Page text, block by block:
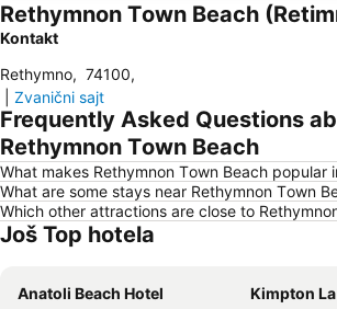
Rethymnon Τown Beach
Kontakt
Rethymno, 74100,
Zvanični sajt
Frequently Asked Questions
Rethymnon Τown Beach
What makes Rethymnon Τown Beach popular
What are some stays near Rethymnon Τown
Which other attractions are close to
Još Top hotela
Anatoli Beach Hotel
Kimpton